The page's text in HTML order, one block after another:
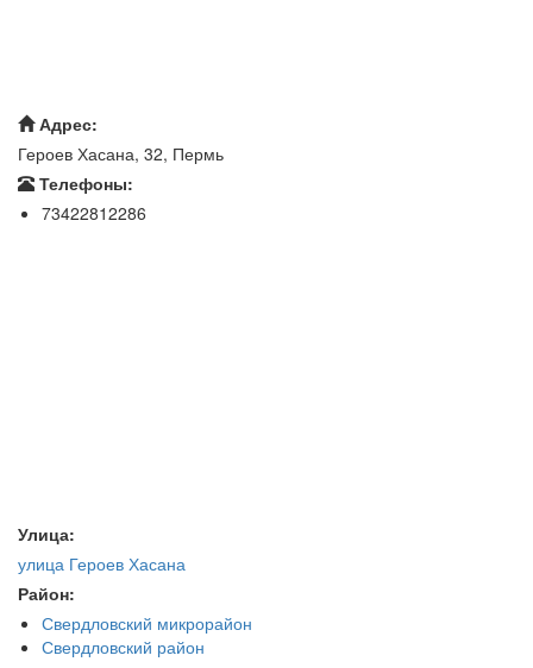
Адрес:
Героев Хасана, 32, Пермь
Телефоны:
73422812286
Улица:
улица Героев Хасана
Район:
Свердловский микрорайон
Свердловский район